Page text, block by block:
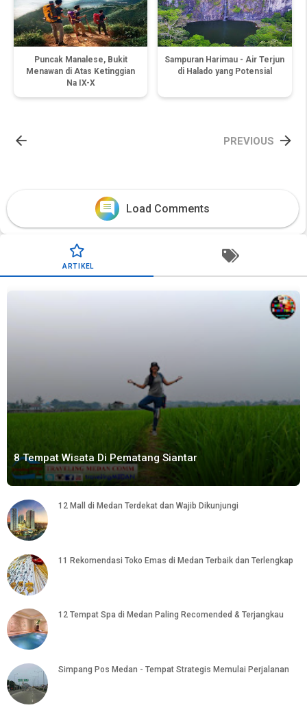
Puncak Manalese, Bukit
Menawan di Atas Ketinggian
Na IX-X
Sampuran Harimau - Air Terjun
di Halado yang Potensial
 
PREVIOUS
commentsLoad Comments
ARTIKEL
8 Tempat Wisata Di Pematang Siantar
12 Mall di Medan Terdekat dan Wajib Dikunjungi
11 Rekomendasi Toko Emas di Medan Terbaik dan Terlengkap
12 Tempat Spa di Medan Paling Recomended & Terjangkau
Simpang Pos Medan - Tempat Strategis Memulai Perjalanan